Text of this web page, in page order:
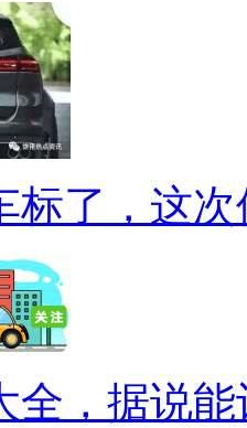
标了，这
全，据说能